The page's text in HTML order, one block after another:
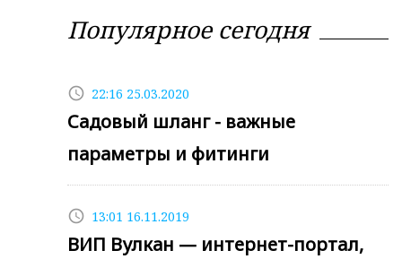
Популярное сегодня
access_time 22:16 25.03.2020
Садовый шланг - важные
параметры и фитинги
access_time 13:01 16.11.2019
ВИП Вулкан — интернет-портал,